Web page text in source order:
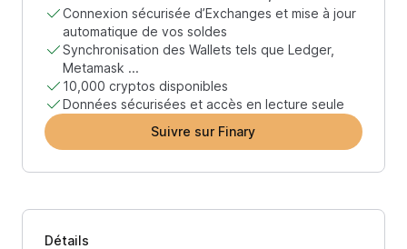
Connexion sécurisée d’Exchanges et mise à jour
automatique de vos soldes
Synchronisation des Wallets tels que Ledger,
Metamask ...
10,000 cryptos disponibles
Données sécurisées et accès en lecture seule
Suivre sur Finary
Détails